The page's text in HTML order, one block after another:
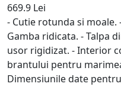
669.9 Lei
- Cutie rotunda si moale.
Gamba ridicata. - Talpa
usor rigidizat. - Interior
brantului pentru
Dimensiunile date